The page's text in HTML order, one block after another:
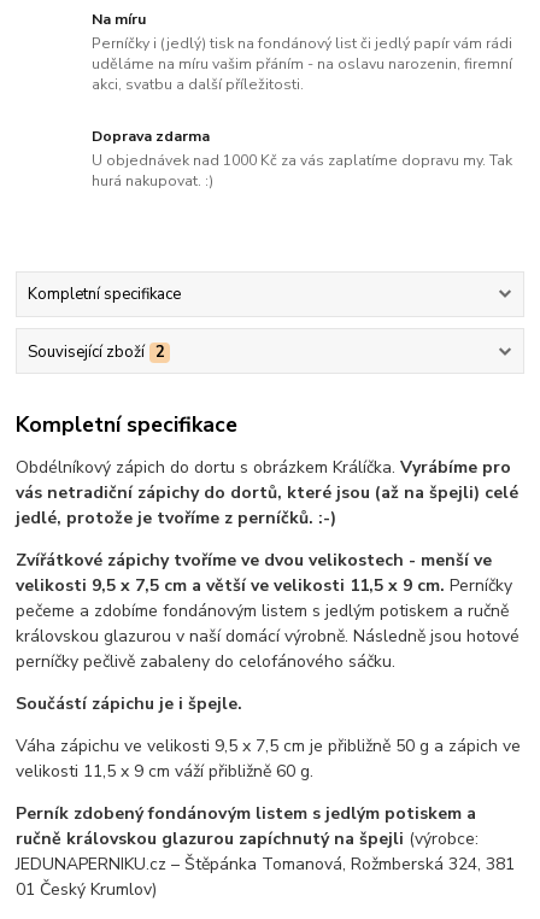
Na míru
Perníčky i (jedlý) tisk na fondánový list či jedlý papír vám rádi
uděláme na míru vašim přáním - na oslavu narozenin, firemní
akci, svatbu a další příležitosti.
Doprava zdarma
U objednávek nad 1000 Kč za vás zaplatíme dopravu my. Tak
hurá nakupovat. :)
Kompletní specifikace
Související zboží 2
Kompletní specifikace
Obdélníkový zápich do dortu s obrázkem Králíčka.Vyrábíme pro
vás netradiční zápichy do dortů, které jsou (až na špejli) celé
jedlé, protože je tvoříme z perníčků. :-)
Zvířátkové zápichy tvoříme ve dvou velikostech - menší ve
velikosti 9,5 x 7,5 cm a větší ve velikosti 11,5 x 9 cm. Perníčky
pečeme a zdobíme fondánovým listem s jedlým potiskem a ručně
královskou glazurou v naší domácí výrobně. Následně jsou hotové
perníčky pečlivě zabaleny do celofánového sáčku.
Součástí zápichu je i špejle.
Váha zápichu ve velikosti 9,5 x 7,5 cm je přibližně 50 g a zápich ve
velikosti 11,5 x 9 cm váží přibližně 60 g.
Perník zdobený fondánovým listem s jedlým potiskem a
ručně královskou glazurou zapíchnutý na špejli (výrobce:
JEDUNAPERNIKU.cz – Štěpánka Tomanová, Rožmberská 324, 381
01 Český Krumlov)